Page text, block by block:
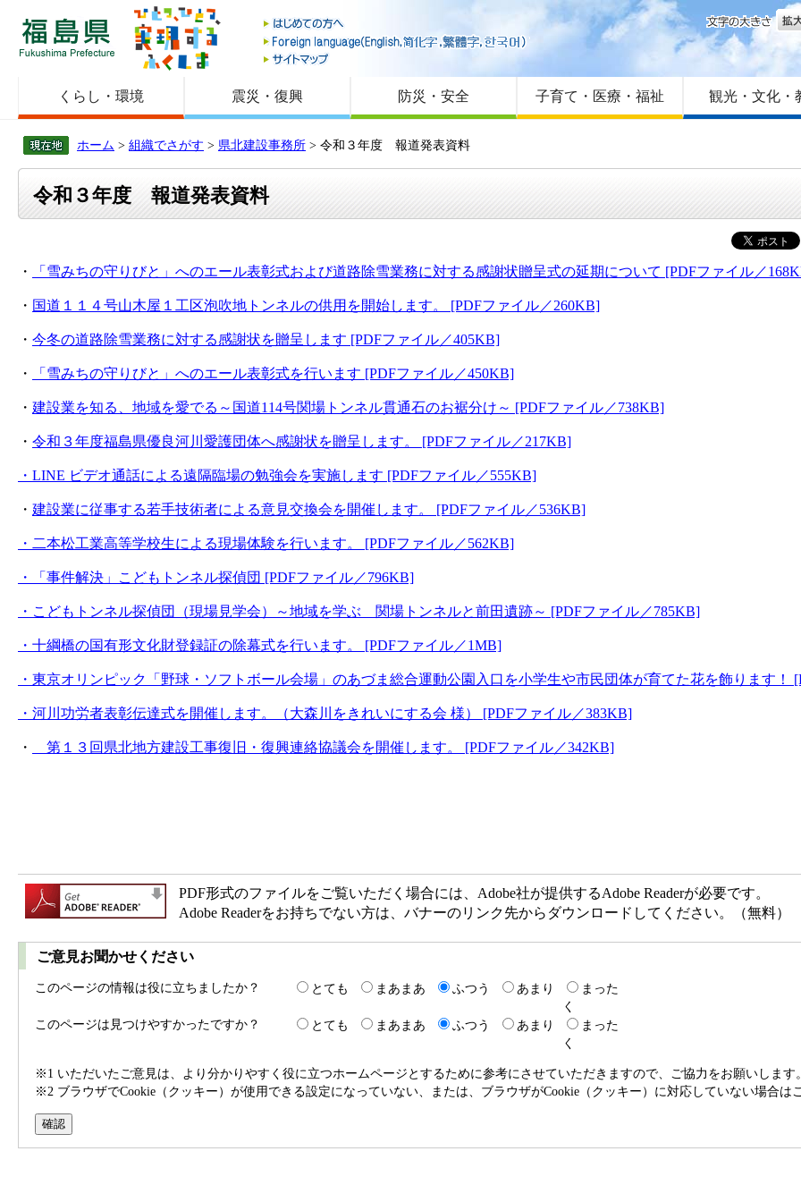
福島県
はじめての方へ
Foreign language
サイトマップ
文字
くらし・環境 震災・復興 防災・安全 子育て・医療・福祉 観光・文化・
ホーム > 組織でさがす > 県北建設事務所 > 令和３年度 報道発表資料
令和３年度 報道発表資料
・
「雪みちの守りびと」へのエール表彰式および道路除雪業務に対する感謝状贈呈式の延期について [PDFファイル／
・ 国道１１４号山木屋１工区泡吹地トンネルの供用を開始します。 [PDFファイル／260KB]
・ 今冬の道路除雪業務に対する感謝状を贈呈します [PDFファイル／405KB]
・ 「雪みちの守りびと」へのエール表彰式を行います [PDFファイル／450KB]
・ 建設業を知る、地域を愛でる～国道114号関場トンネル貫通石のお裾分け～ [PDFファイル／738KB]
・ 令和３年度福島県優良河川愛護団体へ感謝状を贈呈します。 [PDFファイル／217KB]
・LINE ビデオ通話による遠隔臨場の勉強会を実施します [PDFファイル／555KB]
・ 建設業に従事する若手技術者による意見交換会を開催します。 [PDFファイル／536KB]
・二本松工業高等学校生による現場体験を行います。 [PDFファイル／562KB]
・「事件解決」こどもトンネル探偵団 [PDFファイル／796KB]
・こどもトンネル探偵団（現場見学会）～地域を学ぶ 関場トンネルと前田遺跡～ [PDFファイル／785KB]
・十綱橋の国有形文化財登録証の除幕式を行います。 [PDFファイル／1MB]
・東京オリンピック「野球・ソフトボール会場」のあづま総合運動公園入口を小学生や市民団体が育てた花を飾ります！
・河川功労者表彰伝達式を開催します。（大森川をきれいにする会 様） [PDFファイル／383KB]
・ 第１３回県北地方建設工事復旧・復興連絡協議会を開催します。 [PDFファイル／342KB]
PDF形式のファイルをご覧いただく場合には、Adobe社が提供するAdobe Readerが必要です。
Adobe Readerをお持ちでない方は、バナーのリンク先からダウンロードしてください。（無料）
ご意見お聞かせください
このページの情報は役に立ちましたか？ とても まあまあ ふつう あまり
まった
く
このページは見つけやすかったですか？
とても まあまあ ふつう あまり
まった
く
※1 いただいたご意見は、より分かりやすく役に立つホームページとするために参考にさせていただきますので、ご協力をお願いします
※2 ブラウザでCookie（クッキー）が使用できる設定になっていない、または、ブラウザがCookie（クッキー）に対応していない場合は